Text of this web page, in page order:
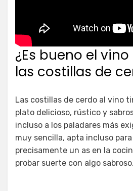
¿Es bueno el
las costillas de
Las costillas de cerdo al vino
plato delicioso, rústico y
incluso a los paladares más
muy sencilla, apta incluso
precisamente un as en la
probar suerte con algo sabroso.